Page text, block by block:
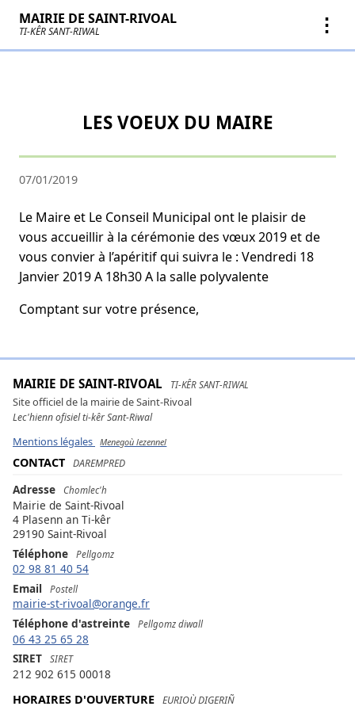
MAIRIE DE SAINT-RIVOAL
TI-KÊR SANT-RIWAL ⋮
LES VOEUX DU MAIRE
07/01/2019
Le Maire et Le Conseil Municipal ont le plaisir de
vous accueillir à la cérémonie des vœux 2019 et de
vous convier à l’apéritif qui suivra le : Vendredi 18
Janvier 2019 A 18h30 A la salle polyvalente
Comptant sur votre présence,
MAIRIE DE SAINT-RIVOAL TI-KÊR SANT-RIWAL
Site officiel de la mairie de Saint-Rivoal
Lec'hienn ofisiel ti-kêr Sant-Riwal
Mentions légales Menegoù lezennel
CONTACT DAREMPRED
Adresse Chomlec'h
Mairie de Saint-Rivoal
4 Plasenn an Ti-kêr
29190 Saint-Rivoal
Téléphone
Pellgomz
02 98 81 40 54
Email
Postell
mairie-st-rivoal@orange.fr
Téléphone d'astreinte
Pellgomz diwall
06 43 25 65 28
SIRET
SIRET
212 902 615 00018
HORAIRES D'OUVERTURE
EURIOÙ DIGERIÑ